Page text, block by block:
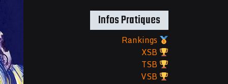
Infos Pratiques
Rankings
XSB
TSB
VSB